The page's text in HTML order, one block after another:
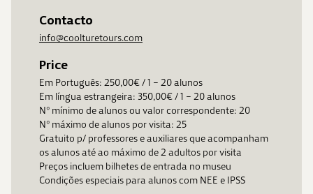
Contacto
info@coolturetours.com
Price
Em Português: 250,00€ / 1 – 20 alunos
Em língua estrangeira: 350,00€ / 1 – 20 alunos
Nº mínimo de alunos ou valor correspondente: 20
Nº máximo de alunos por visita: 25
Gratuito p/ professores e auxiliares que acompanham
os alunos até ao máximo de 2 adultos por visita
Preços incluem bilhetes de entrada no museu
Condições especiais para alunos com NEE e IPSS